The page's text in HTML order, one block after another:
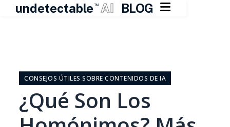
undetectable TM AI BLOG 
contenidoCONSEJOS ÚTILES SOBRE CONTENIDOS DE IA
¿Qué Son Los